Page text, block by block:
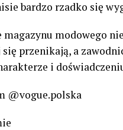
bardzo rzadko się
magazynu modowego
przenikają, a
i
@vogue.polska